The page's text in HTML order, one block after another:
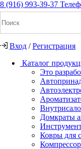
8 (916) 993-39-37
Вход /Регистрация
Каталог
Это
Домкраты
Ковры для
+7(916) 993-39-37
Заказать звонок